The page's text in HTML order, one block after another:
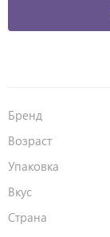
Бренд
Возраст
Упаковка
Вкус
Страна